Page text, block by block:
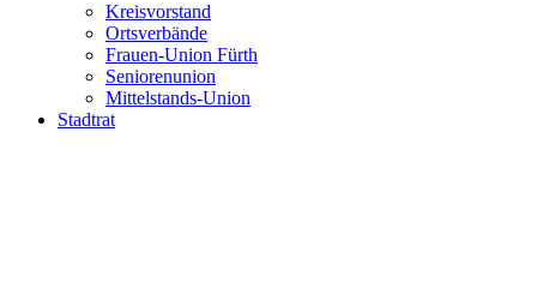
Kreisvorstand
Ortsverbände
Frauen-Union Fürth
Seniorenunion
Mittelstands-Union
Stadtrat